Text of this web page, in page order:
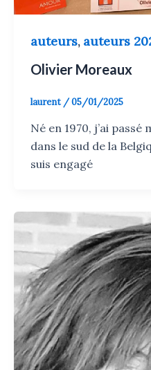
auteurs, auteurs
Olivier Moreaux
laurent /05/01/2025
Né en 1970, j’ai
dans le sud de la
suis engagé